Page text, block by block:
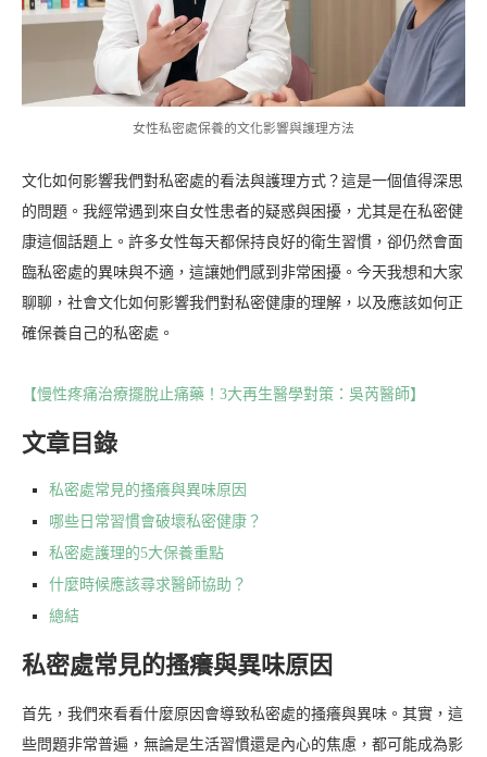
女性私密處保養的文化影響與護理方法
文化如何影響我們對私密處的看法與護理方式？這是一個值得深思
的問題。我經常遇到來自女性患者的疑惑與困擾，尤其是在私密健
康這個話題上。許多女性每天都保持良好的衛生習慣，卻仍然會面
臨私密處的異味與不適，這讓她們感到非常困擾。今天我想和大家
聊聊，社會文化如何影響我們對私密健康的理解，以及應該如何正
確保養自己的私密處。
【慢性疼痛治療擺脫止痛藥！3大再生醫學對策：吳芮醫師】
文章目錄
私密處常見的搔癢與異味原因
哪些日常習慣會破壞私密健康？
私密處護理的5大保養重點
什麼時候應該尋求醫師協助？
總結
私密處常見的搔癢與異味原因
首先，我們來看看什麼原因會導致私密處的搔癢與異味。其實，這
些問題非常普遍，無論是生活習慣還是內心的焦慮，都可能成為影